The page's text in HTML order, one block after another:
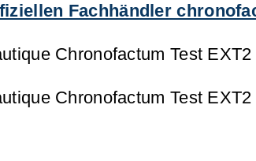
Fachhändler